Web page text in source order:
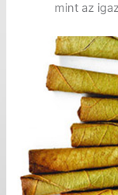
mint az